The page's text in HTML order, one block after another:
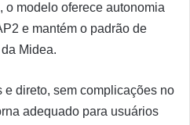
o modelo oferece autonomia
e mantém o padrão de
Midea.
direto, sem complicações no
adequado para usuários